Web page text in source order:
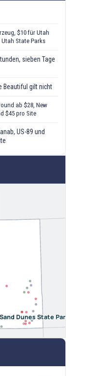
$10 für Utah
State Parks
sieben Tage
Beautiful gilt nicht
ab $28, New
$45 pro Site
US-89 und
Dunes State Park